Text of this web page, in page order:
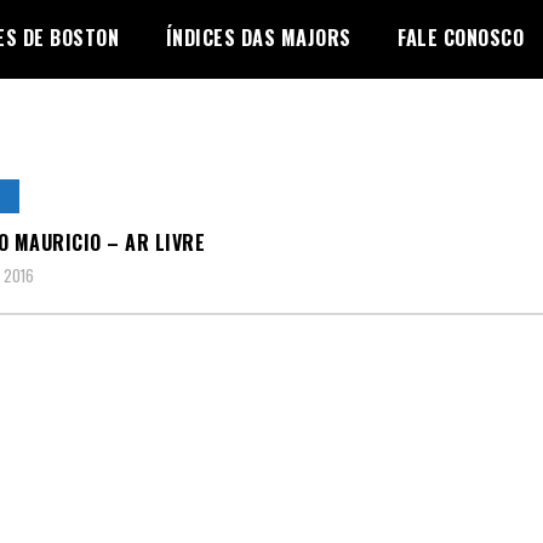
DE BOSTON ÍNDICES DAS MAJORS FALE CONOSCO
MAURICIO – AR LIVRE
2016